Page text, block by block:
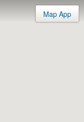
Map App